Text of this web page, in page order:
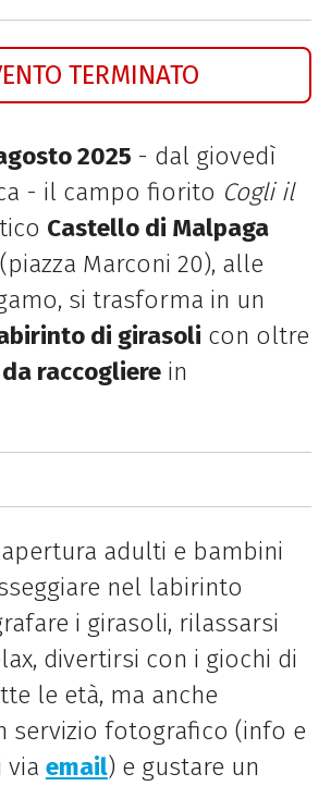
TERMINATO
2025 - dal giovedì
- il campo fiorito Cogli il
Castello di Malpaga
Marconi 20), alle
si trasforma in un
di girasoli con oltre
raccoglierein
adulti e bambini
nel labirinto
i girasoli, rilassarsi
divertirsi con i giochi di
le età, ma anche
servizio fotografico (info e
via email) e gustare un